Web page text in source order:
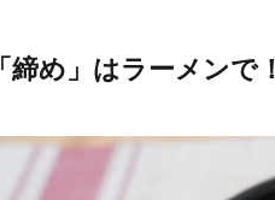
「締め」はラーメンで！